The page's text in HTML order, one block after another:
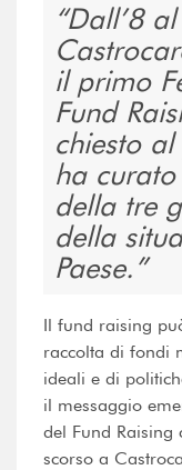
Dall’8
il primo
Fund
chiesto
ha
della tre
della
Paese.
Il fund raising
raccolta di fondi
ideali e di
il messaggio
del Fund Raising
scorso a